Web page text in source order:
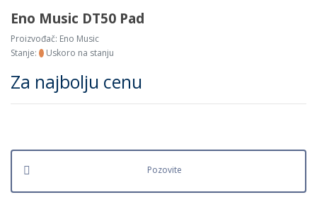
Eno Music DT50 Pad
Proizvođač: Eno Music
Stanje:
Uskoro na stanju
Za najbolju cenu
Pozovite